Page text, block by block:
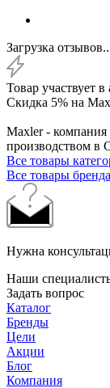
Загрузка
Товар участвует в
Скидка 5% на
Maxler - компания
производством
Все товары
Все товары
Нужна
Наши
Задать вопрос
Каталог
Бренды
Цели
Акции
Блог
Компания